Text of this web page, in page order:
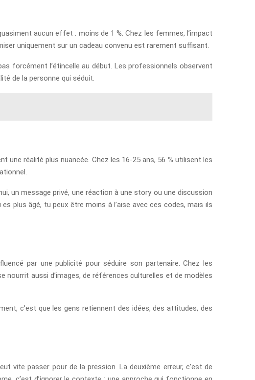
aucun effet : moins de 1 %. Chez les femmes, l’impact
uniquement sur un cadeau convenu est rarement suffisant.
forcément l’étincelle au début. Les professionnels observent
de la personne qui séduit.
une réalité plus nuancée. Chez les 16-25 ans, 56 % utilisent les
un message privé, une réaction à une story ou une discussion
plus âgé, tu peux être moins à l’aise avec ces codes, mais ils
par une publicité pour séduire son partenaire. Chez les
nourrit aussi d’images, de références culturelles et de modèles
c’est que les gens retiennent des idées, des attitudes, des
vite passer pour de la pression. La deuxième erreur, c’est de